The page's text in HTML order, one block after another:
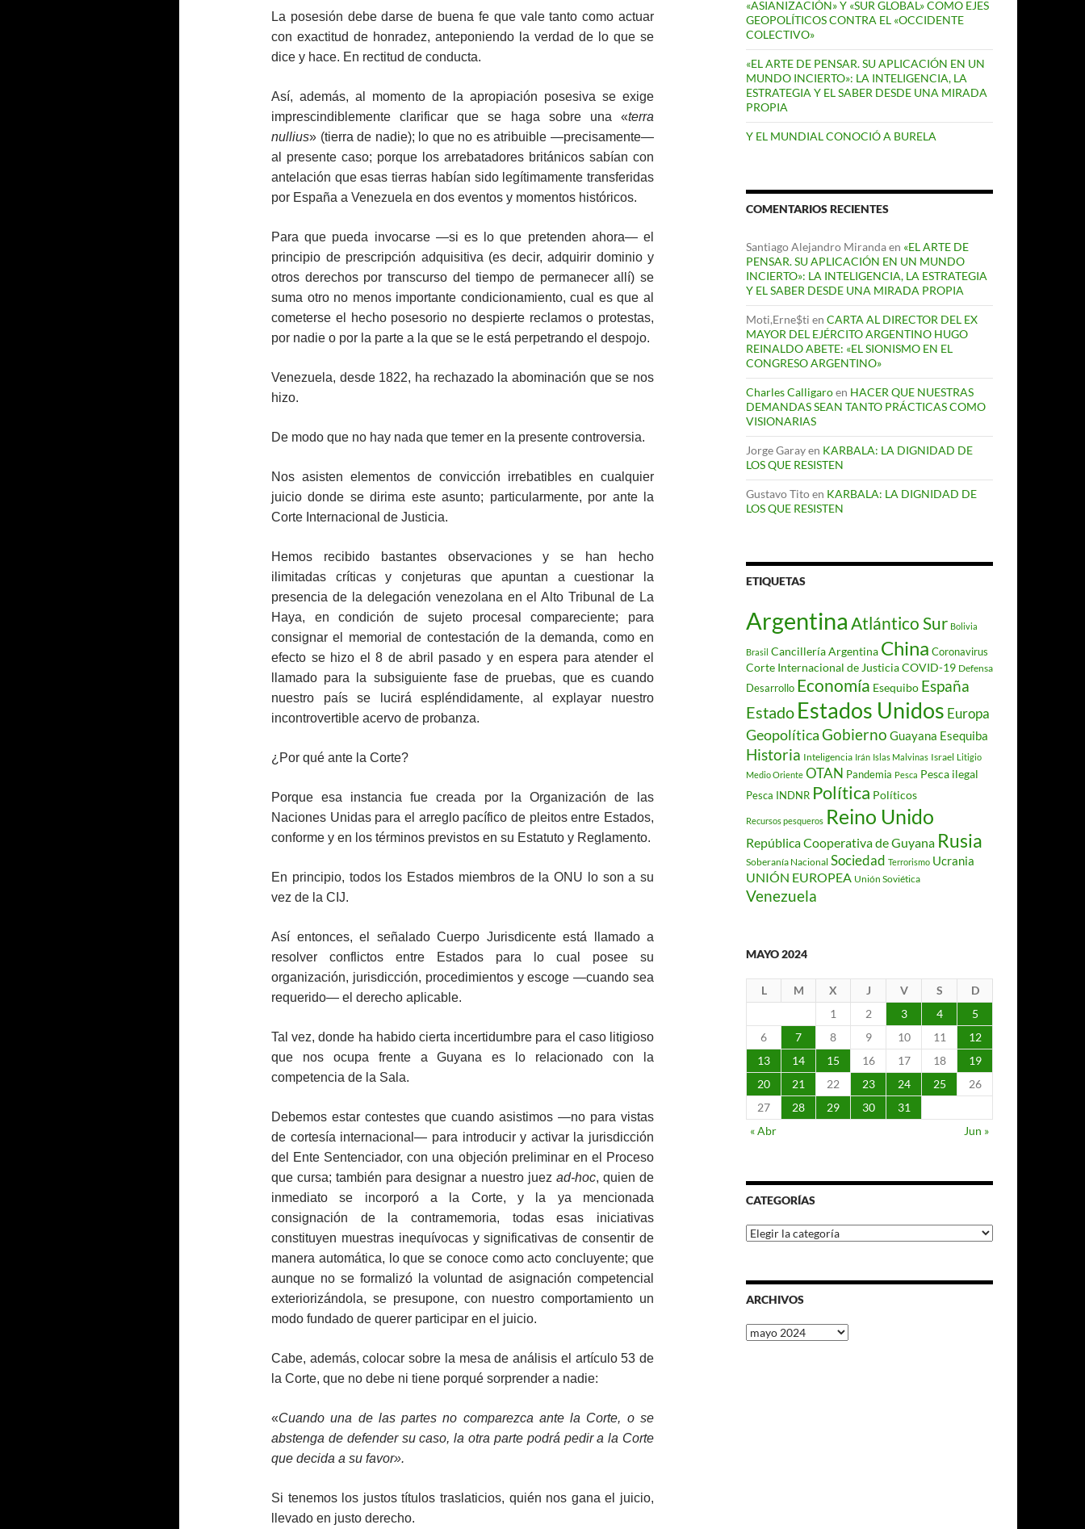
La posesión debe darse de buena fe que vale tanto como actuar
con exactitud de honradez, anteponiendo la verdad de lo que se
dice y hace. En rectitud de conducta.
Así, además, al momento de la apropiación posesiva se exige
imprescindiblemente clarificar que se haga sobre una «terra
nullius» (tierra de nadie); lo que no es atribuible ―precisamente―
al presente caso; porque los arrebatadores británicos sabían con
antelación que esas tierras habían sido legítimamente transferidas
por España a Venezuela en dos eventos y momentos históricos.
Para que pueda invocarse ―si es lo que pretenden ahora― el
principio de prescripción adquisitiva (es decir, adquirir dominio y
otros derechos por transcurso del tiempo de permanecer allí) se
suma otro no menos importante condicionamiento, cual es que al
cometerse el hecho posesorio no despierte reclamos o protestas,
por nadie o por la parte a la que se le está perpetrando el despojo.
Venezuela, desde 1822, ha rechazado la abominación que se nos
hizo.
De modo que no hay nada que temer en la presente controversia.
Nos asisten elementos de convicción irrebatibles en cualquier
juicio donde se dirima este asunto; particularmente, por ante la
Corte Internacional de Justicia.
Hemos recibido bastantes observaciones y se han hecho
ilimitadas críticas y conjeturas que apuntan a cuestionar la
presencia de la delegación venezolana en el Alto Tribunal de La
Haya, en condición de sujeto procesal compareciente; para
consignar el memorial de contestación de la demanda, como en
efecto se hizo el 8 de abril pasado y en espera para atender el
llamado para la subsiguiente fase de pruebas, que es cuando
nuestro país se lucirá espléndidamente, al explayar nuestro
incontrovertible acervo de probanza.
¿Por qué ante la Corte?
Porque esa instancia fue creada por la Organización de las
Naciones Unidas para el arreglo pacífico de pleitos entre Estados,
conforme y en los términos previstos en su Estatuto y Reglamento.
En principio, todos los Estados miembros de la ONU lo son a su
vez de la CIJ.
Así entonces, el señalado Cuerpo Jurisdicente está llamado a
resolver conflictos entre Estados para lo cual posee su
organización, jurisdicción, procedimientos y escoge ―cuando sea
requerido― el derecho aplicable.
Tal vez, donde ha habido cierta incertidumbre para el caso litigioso
que nos ocupa frente a Guyana es lo relacionado con la
competencia de la Sala.
Debemos estar contestes que cuando asistimos ―no para vistas
de cortesía internacional― para introducir y activar la jurisdicción
del Ente Sentenciador, con una objeción preliminar en el Proceso
que cursa; también para designar a nuestro juez ad-hoc, quien de
inmediato se incorporó a la Corte, y la ya mencionada
consignación de la contramemoria, todas esas iniciativas
constituyen muestras inequívocas y significativas de consentir de
manera automática, lo que se conoce como acto concluyente; que
aunque no se formalizó la voluntad de asignación competencial
exteriorizándola, se presupone, con nuestro comportamiento un
modo fundado de querer participar en el juicio.
Cabe, además, colocar sobre la mesa de análisis el artículo 53 de
la Corte, que no debe ni tiene porqué sorprender a nadie:
«Cuando una de las partes no comparezca ante la Corte, o se
abstenga de defender su caso, la otra parte podrá pedir a la Corte
que decida a su favor».
Si tenemos los justos títulos traslaticios, quién nos gana el juicio,
llevado en justo derecho.
«ASIANIZACIÓN» Y «SUR GLOBAL» COMO EJES
GEOPOLÍTICOS CONTRA EL «OCCIDENTE
COLECTIVO»
«EL ARTE DE PENSAR. SU APLICACIÓN EN UN
MUNDO INCIERTO»: LA INTELIGENCIA, LA
ESTRATEGIA Y EL SABER DESDE UNA MIRADA
PROPIA
Y EL MUNDIAL CONOCIÓ A BURELA
COMENTARIOS RECIENTES
Santiago Alejandro Mirandaen «EL ARTE DE
PENSAR. SU APLICACIÓN EN UN MUNDO
INCIERTO»: LA INTELIGENCIA, LA ESTRATEGIA
Y EL SABER DESDE UNA MIRADA PROPIA
Moti,Erne$ti en CARTA AL DIRECTOR DEL EX
MAYOR DEL EJÉRCITO ARGENTINO HUGO
REINALDO ABETE: «EL SIONISMO EN EL
CONGRESO ARGENTINO»
Charles Calligaroen HACER QUE NUESTRAS
DEMANDAS SEAN TANTO PRÁCTICAS COMO
VISIONARIAS
Jorge Garayen KARBALA: LA DIGNIDAD DE
LOS QUE RESISTEN
Gustavo Titoen KARBALA: LA DIGNIDAD DE
LOS QUE RESISTEN
ETIQUETAS
Argentina Atlántico Sur Bolivia
Brasil Cancillería Argentina China Coronavirus
Corte Internacional de JusticiaCOVID-19 Defensa
Desarrollo Economía Esequibo España
Estado Estados Unidos Europa
GeopolíticaGobierno Guayana Esequiba
Historia Inteligencia Irán Islas Malvinas Israel Litigio
Medio Oriente OTAN Pandemia Pesca Pesca ilegal
Pesca INDNR Política Políticos
Recursos pesqueros Reino Unido
República Cooperativa de Guyana Rusia
Soberanía Nacional Sociedad Terrorismo Ucrania
UNIÓN EUROPEA Unión Soviética
Venezuela
MAYO 2024
L M X J V S
D
1
2 3 4
5
6
7 8 9 10 11
12
13
14 15 16 17 18
19
20
21 22 23 24 25
26
27
28 29 30
31
« Abr
Jun »
CATEGORÍAS
Categorías
ARCHIVOS
Archivos